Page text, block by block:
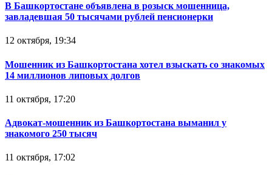
В Башкортостане объявлена в розыск мошенница,
завладевшая 50 тысячами рублей пенсионерки
12 октября, 19:34
Мошенник из Башкортостана хотел взыскать со знакомых
14 миллионов липовых долгов
11 октября, 17:20
Адвокат-мошенник из Башкортостана выманил у
знакомого 250 тысяч
11 октября, 17:02